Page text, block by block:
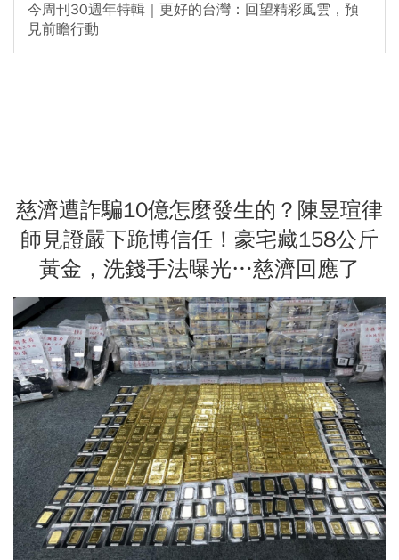
今周刊30週年特輯｜更好的台灣：回望精彩風雲，預
見前瞻行動
慈濟遭詐騙10億怎麼發生的？陳昱瑄律
師見證嚴下跪博信任！豪宅藏158公斤
黃金，洗錢手法曝光…慈濟回應了